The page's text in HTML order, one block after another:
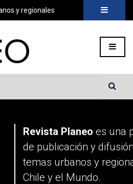
y regionales
Página 2Revista Planeo es una
de publicación y
temas urbanos y
Chile y el Mundo.